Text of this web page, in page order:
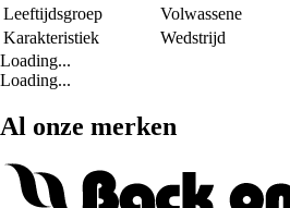
Leeftijdsgroep
Volwassene
Karakteristiek
Wedstrijd
Loading...
Loading...
Al onze merken